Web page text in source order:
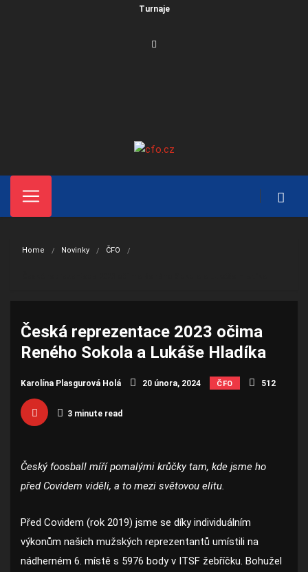
Turnaje
Home Novinky ČFO
Česká reprezentace 2023 očima
Reného Sokola a Lukáše Hladíka
Karolína Plasgurová Holá 20 února, 2024 ČFO 512
3 minute read
Český foosball míří pomalými krůčky tam, kde jsme ho
před Covidem viděli, a to mezi světovou elitu.
Před Covidem (rok 2019) jsme se díky individuálním
výkonům našich mužských reprezentantů umístili na
nádherném 6. místě s 5976 body v ITSF žebříčku. Bohužel